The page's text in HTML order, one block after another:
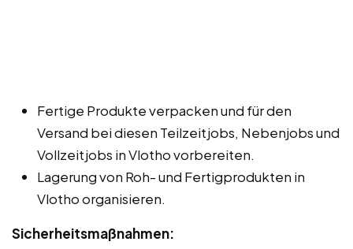
Fertige Produkte verpacken und für den
Versand bei diesen Teilzeitjobs, Nebenjobs und
Vollzeitjobs in Vlotho vorbereiten.
Lagerung von Roh- und Fertigprodukten in
Vlotho organisieren.
Sicherheitsmaßnahmen: